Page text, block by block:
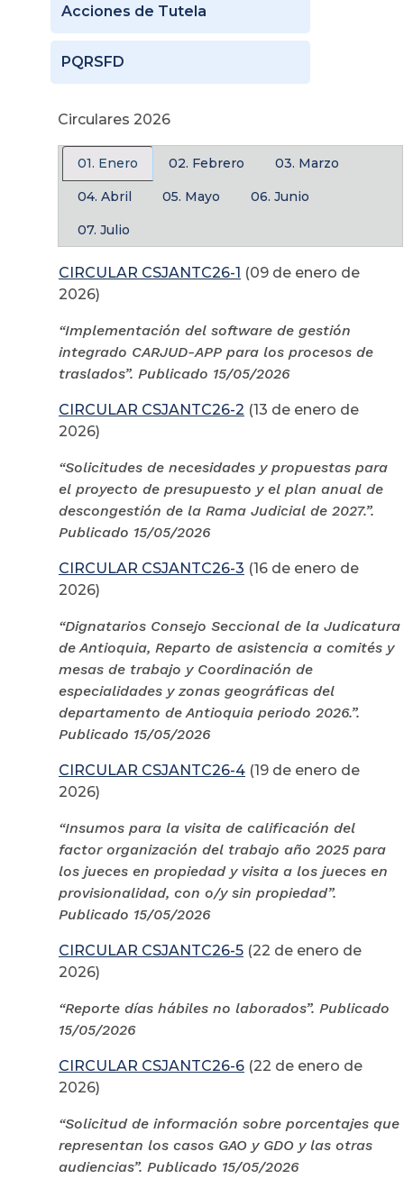
Acciones de Tutela
PQRSFD
Circulares 2026
01. Enero 02. Febrero 03. Marzo
04. Abril 05. Mayo 06. Junio
07. Julio
CIRCULAR CSJANTC26-1 (09 de enero de
2026)
“Implementación del software de gestión
integrado CARJUD-APP para los procesos de
traslados”. Publicado 15/05/2026
CIRCULAR CSJANTC26-2 (13 de enero de
2026)
“Solicitudes de necesidades y propuestas para
el proyecto de presupuesto y el plan anual de
descongestión de la Rama Judicial de 2027.”.
Publicado 15/05/2026
CIRCULAR CSJANTC26-3 (16 de enero de
2026)
“Dignatarios Consejo Seccional de la Judicatura
de Antioquia, Reparto de asistencia a comités y
mesas de trabajo y Coordinación de
especialidades y zonas geográficas del
departamento de Antioquia periodo 2026.”.
Publicado 15/05/2026
CIRCULAR CSJANTC26-4 (19 de enero de
2026)
“Insumos para la visita de calificación del
factor organización del trabajo año 2025 para
los jueces en propiedad y visita a los jueces en
provisionalidad, con o/y sin propiedad”.
Publicado 15/05/2026
CIRCULAR CSJANTC26-5 (22 de enero de
2026)
“Reporte días hábiles no laborados”. Publicado
15/05/2026
CIRCULAR CSJANTC26-6 (22 de enero de
2026)
“Solicitud de información sobre porcentajes que
representan los casos GAO y GDO y las otras
audiencias”. Publicado 15/05/2026